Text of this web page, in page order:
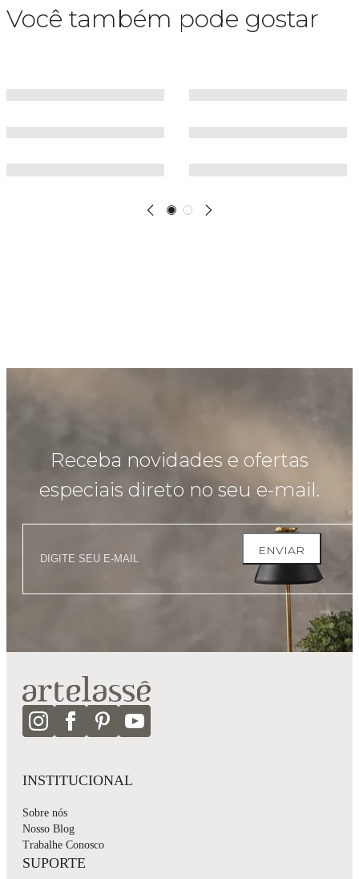
Você também pode gostar
Receba novidades e ofertas
especiais direto no seu e-mail.
ENVIAR
INSTITUCIONAL
Sobre nós
Nosso Blog
Trabalhe Conosco
SUPORTE